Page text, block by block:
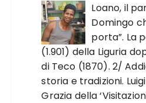
Loano, il
Domingo
porta”. La
(1.901) della Liguria
di Teco (1870). 2/
storia e tradizioni.
Grazia della